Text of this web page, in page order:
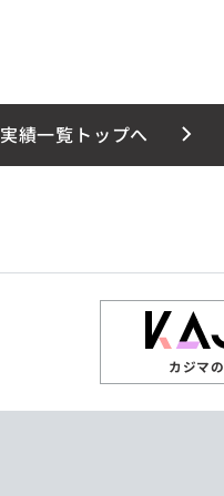
実績一覧トップへ
カジマの